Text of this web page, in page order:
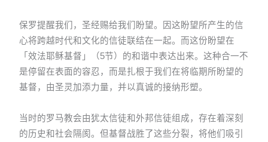
保罗提醒我们，圣经赐给我们盼望。因这盼望所产生的信
心将跨越时代和文化的信徒联结在一起。而这份盼望在
「效法耶稣基督」（5节）的和谐中表达出来。这种合一不
是停留在表面的容忍，而是扎根于我们在将临期所盼望的
基督，由圣灵加添力量，并以真诚的接纳形塑。
当时的罗马教会由犹太信徒和外邦信徒组成，存在着深刻
的历史和社会隔阂。但基督战胜了这些分裂，将他们吸引